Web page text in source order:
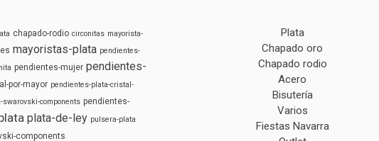
chapado-rodio circonitas mayorista-
mayoristas-plata pendientes-
pendientes-mujer pendientes-
por-mayor pendientes-plata-cristal-
swarovski-components pendientes-
plata-de-ley pulsera-plata
components
Plata
Chapado oro
Chapado rodio
Acero
Bisutería
Varios
Fiestas Navarra